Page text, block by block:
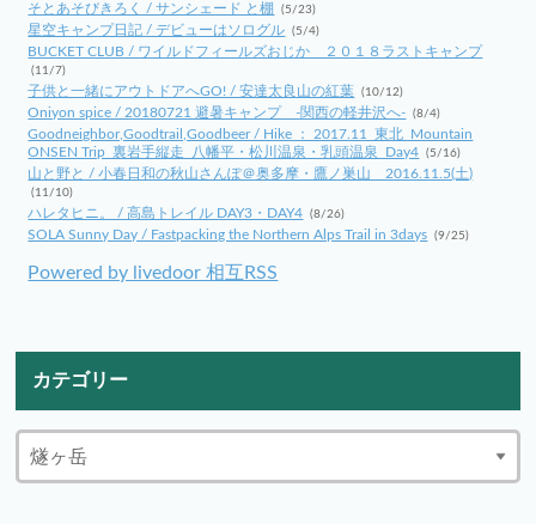
そとあそびきろく / サンシェード と棚 (5/23)
星空キャンプ日記 / デビューはソログル (5/4)
BUCKET CLUB / ワイルドフィールズおじか ２０１８ラストキャンプ
(11/7)
子供と一緒にアウトドアへGO! / 安達太良山の紅葉 (10/12)
Oniyon spice / 20180721 避暑キャンプ -関西の軽井沢へ- (8/4)
Goodneighbor,Goodtrail,Goodbeer / Hike ： 2017.11_東北_Mountain
ONSEN Trip_裏岩手縦走_八幡平・松川温泉・乳頭温泉_Day4 (5/16)
山と野と / 小春日和の秋山さんぽ＠奥多摩・鷹ノ巣山 2016.11.5(土)
(11/10)
ハレタヒニ。 / 高島トレイル DAY3・DAY4 (8/26)
SOLA Sunny Day / Fastpacking the Northern Alps Trail in 3days (9/25)
Powered by livedoor 相互RSS
カテゴリー